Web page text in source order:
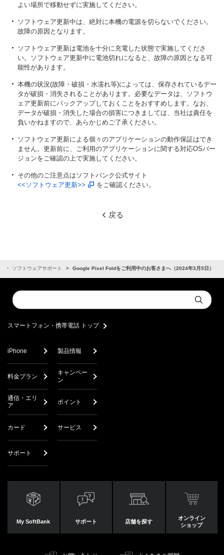
よい場所で移動せずに実施してください。
ソフトウェア更新中は、絶対に本機の電源を切らないでください。
故障の原因となります。
ソフトウェア更新は電池を十分に充電した状態で実施してくださ
い。ソフトウェア更新中に電池切れになると、故障の原因となる可
能性があります。
本機の状況(故障・破損・水濡れ等)によっては、保存されているデー
タが破損・消失されることがあります。必要なデータは、ソフトウ
ェア更新前にバックアップしておくことをおすすめします。なお、
データが破損・消失した場合の損害につきましては、当社は責任を
負いかねますので、あらかじめご了承ください。
ソフトウェア更新による個々のアプリケーションの動作保証はでき
ません。更新前に、ご利用のアプリケーションに関する対応OSバー
ジョンをご確認の上で実施してください。
その他のご注意点はソフトバンク公式サイト
<<ソフトウェア更新>>
をご確認ください。
戻る
ソフトウェアサポート Google Pixel Foldをご利用中のお客さまへ（2024年3月5日）
Conduct
a
Submit
スマートフォン・携帯電話 トップ
iPhone 製品情報
料金プラン
キャンペー
ン
通信・エリ
ア
ポイント
カード サービス
サポート
My SoftBank サポート 店舗を探す
オンライン
ショップ